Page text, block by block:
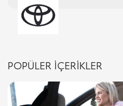
POPÜLER İÇERİKLER